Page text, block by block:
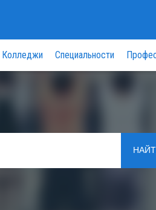
Колледжи Специальности